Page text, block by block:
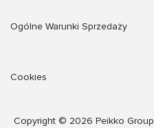
Ogólne Warunki Sprzedaży
Cookies
Copyright © 2026 Peikko Group